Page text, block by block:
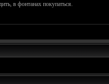
в фонтанах покупаться.